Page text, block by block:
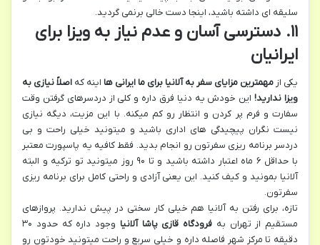
سلیقه ای داشته باشید، اینجا دست خالی برنمی گردید.
۱۱. دسترسی آسان و عدم نیاز به ویزا برای
ایرانیان
یکی از مهمترین مزایای سفر به آلانیا برای ما ایرانی ها اینه که اصلاً نیازی به
ویزا ندارید!این خودش یه دنیا فرق داره و کلی از دردسرهای گرفتن وقت
سفارت و فرم پر کردن و انتظار رو کم میکنه. با این مزیت، دیگه نیازی
نیست نگران پیچیدگی های اداری باشید و میتونید خیلی راحت و بی
دردسر برنامه ریزی سفرتون رو انجام بدید. فقط کافیه یه پاسپورت معتبر
با حداقل ۶ ماه اعتبار داشته باشید و تا ۹۰ روز میتونید تو ترکیه و البته
آلانیا بمونید و کیف کنید. این یعنی آزادی و راحتی کامل برای برنامه ریزی
سفرتون.
تازه، برای رفتن به آلانیا هم خیلی کار سختی در پیش ندارید. پروازهای
مستقیم از تهران به فرودگاه قازی پاشا آلانیا
وجود داره که حدود ۳۰
دقیقه تا مرکز شهر فاصله داره و خیلی سریع و راحت میتونید خودتون رو